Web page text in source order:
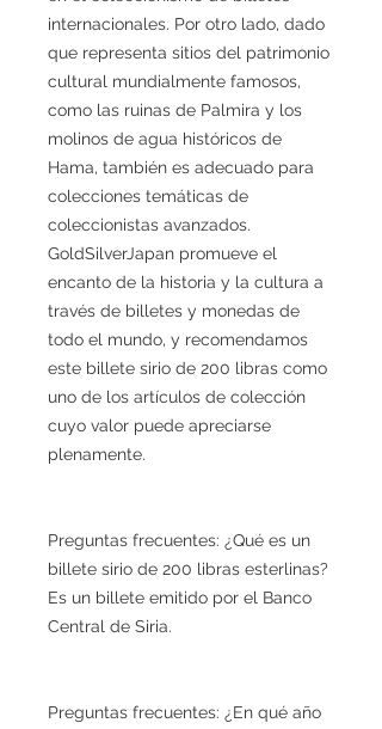
internacionales. Por otro lado, dado
que representa sitios del patrimonio
cultural mundialmente famosos,
como las ruinas de Palmira y los
molinos de agua históricos de
Hama, también es adecuado para
colecciones temáticas de
coleccionistas avanzados.
GoldSilverJapan promueve el
encanto de la historia y la cultura a
través de billetes y monedas de
todo el mundo, y recomendamos
este billete sirio de 200 libras como
uno de los artículos de colección
cuyo valor puede apreciarse
plenamente.
Preguntas frecuentes: ¿Qué es un
billete sirio de 200 libras esterlinas?
Es un billete emitido por el Banco
Central de Siria.
Preguntas frecuentes: ¿En qué año